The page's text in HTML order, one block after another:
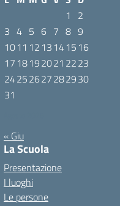
1
2
3 4 5 6 7 8 9
1011 12 13 1415 16
17 18192021 2223
24252627282930
31
« Giu
La Scuola
Presentazione
I luoghi
Le persone